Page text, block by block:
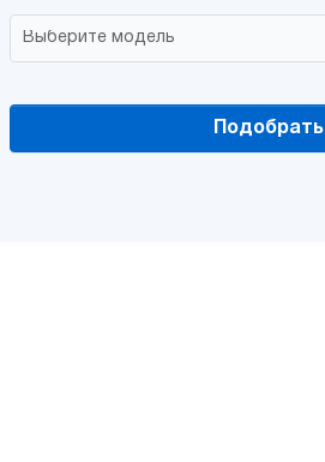
Подобрать